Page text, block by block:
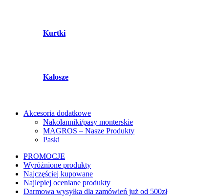
Kurtki
Kalosze
Akcesoria dodatkowe
Nakolanniki/pasy monterskie
MAGROS – Nasze Produkty
Paski
PROMOCJE
Wyróżnione produkty
Najczęściej kupowane
Najlepiej oceniane produkty
Darmowa wysyłka dla zamówień już od 500zł